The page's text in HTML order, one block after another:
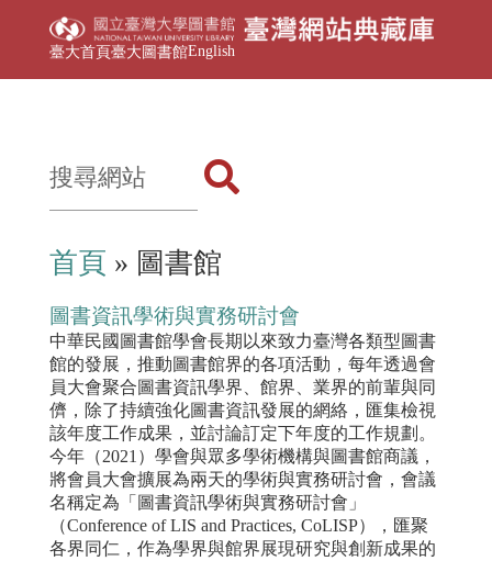
臺大首頁臺大圖書館English
首頁 » 圖書館
圖書資訊學術與實務研討會
中華民國圖書館學會長期以來致力臺灣各類型圖書
館的發展，推動圖書館界的各項活動，每年透過會
員大會聚合圖書資訊學界、館界、業界的前輩與同
儕，除了持續強化圖書資訊發展的網絡，匯集檢視
該年度工作成果，並討論訂定下年度的工作規劃。
今年（2021）學會與眾多學術機構與圖書館商議，
將會員大會擴展為兩天的學術與實務研討會，會議
名稱定為「圖書資訊學術與實務研討會」
（Conference of LIS and Practices, CoLISP），匯聚
各界同仁，作為學界與館界展現研究與創新成果的